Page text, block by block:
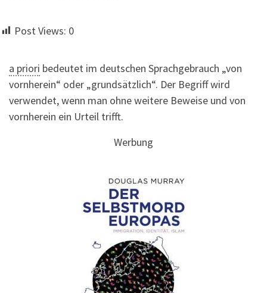
Post Views: 0
a priori bedeutet im deutschen Sprachgebrauch „von
vornherein“ oder „grundsätzlich“. Der Begriff wird
verwendet, wenn man ohne weitere Beweise und von
vornherein ein Urteil trifft.
Werbung